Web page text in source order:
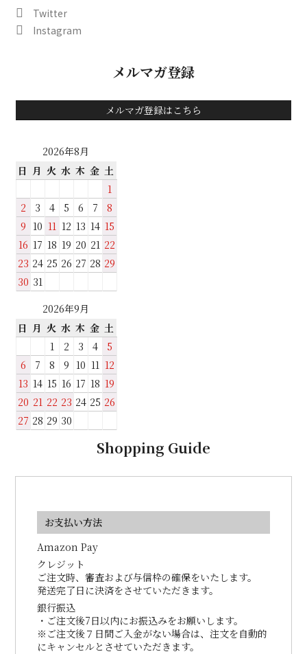
Twitter
Instagram
メルマガ登録
メルマガ登録はこちら
2026年8月
日 月 火 水 木 金 土
1
2
3 4 5 6 7
8
9 10 11 12 13 14 15
16 17 18 19 20 21 22
23 24 25 26 27 28 29
30 31
2026年9月
日 月 火 水 木 金 土
1
2 3 4
5
6
7 8 9 10 11 12
13 14 15 16 17 18 19
20 21 22 23 24 25 26
27 28 29 30
Shopping Guide
お支払い方法
Amazon Pay
クレジット
ご注文時、審査および与信枠の確保をいたします。
発送完了日に決済をさせていただきます。
銀行振込
・ご注文後7日以内にお振込みをお願いします。
※ご注文後７日間ご入金がない場合は、注文を自動的
にキャンセルとさせていただきます。